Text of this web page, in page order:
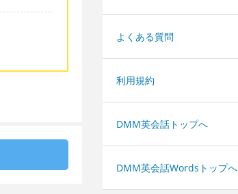
よくある質問
利用規約
DMM英会話トップへ
DMM英会話Wordsトップへ